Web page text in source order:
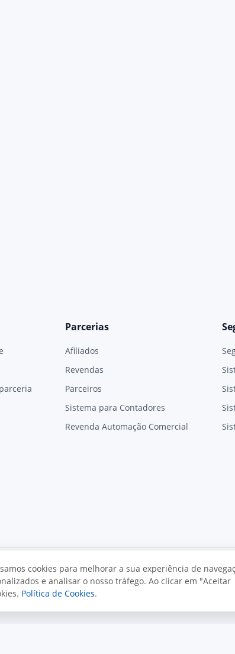
Parcerias
Afiliados
Revendas
Parceiros
Sistema para Contadores
Revenda Automação Comercial
cookies para melhorar a sua experiência de
e analisar o nosso tráfego. Ao clicar em "Aceitar
Política de Cookies.
Uso aceitável
Direitos autorais
reservados.